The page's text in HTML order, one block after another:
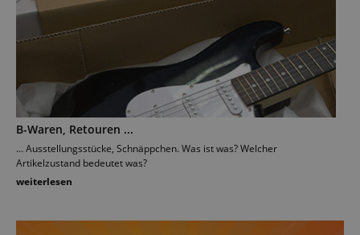
B-Waren, Retouren ...
… Ausstellungsstücke, Schnäppchen. Was ist was? Welcher
Artikelzustand bedeutet was?
weiterlesen